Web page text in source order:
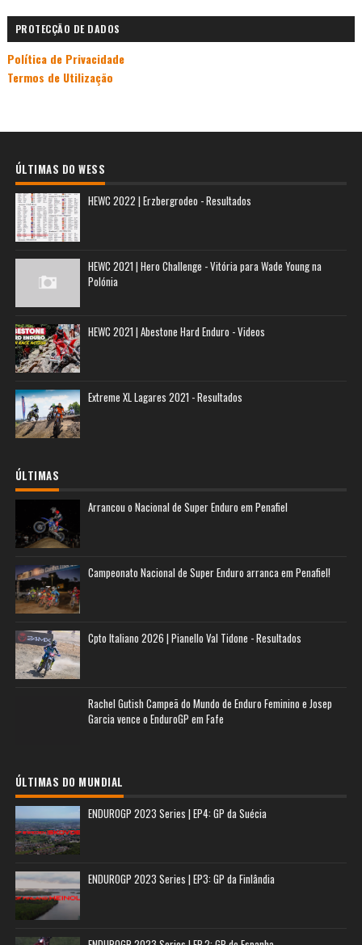
PROTECÇÃO DE DADOS
Política de Privacidade
Termos de Utilização
ÚLTIMAS DO WESS
HEWC 2022 | Erzbergrodeo - Resultados
HEWC 2021 | Hero Challenge - Vitória para Wade Young na
Polónia
HEWC 2021 | Abestone Hard Enduro - Videos
Extreme XL Lagares 2021 - Resultados
ÚLTIMAS
Arrancou o Nacional de Super Enduro em Penafiel
Campeonato Nacional de Super Enduro arranca em Penafiel!
Cpto Italiano 2026 | Pianello Val Tidone - Resultados
Rachel Gutish Campeã do Mundo de Enduro Feminino e Josep
Garcia vence o EnduroGP em Fafe
ÚLTIMAS DO MUNDIAL
ENDUROGP 2023 Series | EP4: GP da Suécia
ENDUROGP 2023 Series | EP3: GP da Finlândia